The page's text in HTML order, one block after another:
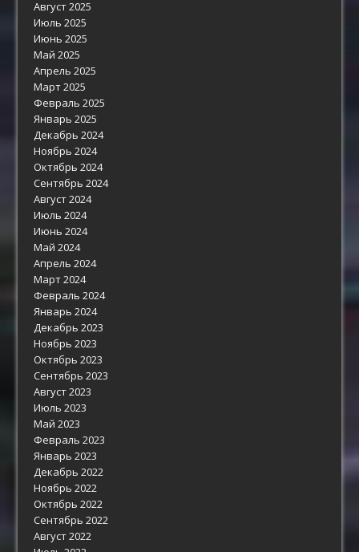
Август 2025
Июль 2025
Июнь 2025
Май 2025
Апрель 2025
Март 2025
Февраль 2025
Январь 2025
Декабрь 2024
Ноябрь 2024
Октябрь 2024
Сентябрь 2024
Август 2024
Июль 2024
Июнь 2024
Май 2024
Апрель 2024
Март 2024
Февраль 2024
Январь 2024
Декабрь 2023
Ноябрь 2023
Октябрь 2023
Сентябрь 2023
Август 2023
Июль 2023
Май 2023
Февраль 2023
Январь 2023
Декабрь 2022
Ноябрь 2022
Октябрь 2022
Сентябрь 2022
Август 2022